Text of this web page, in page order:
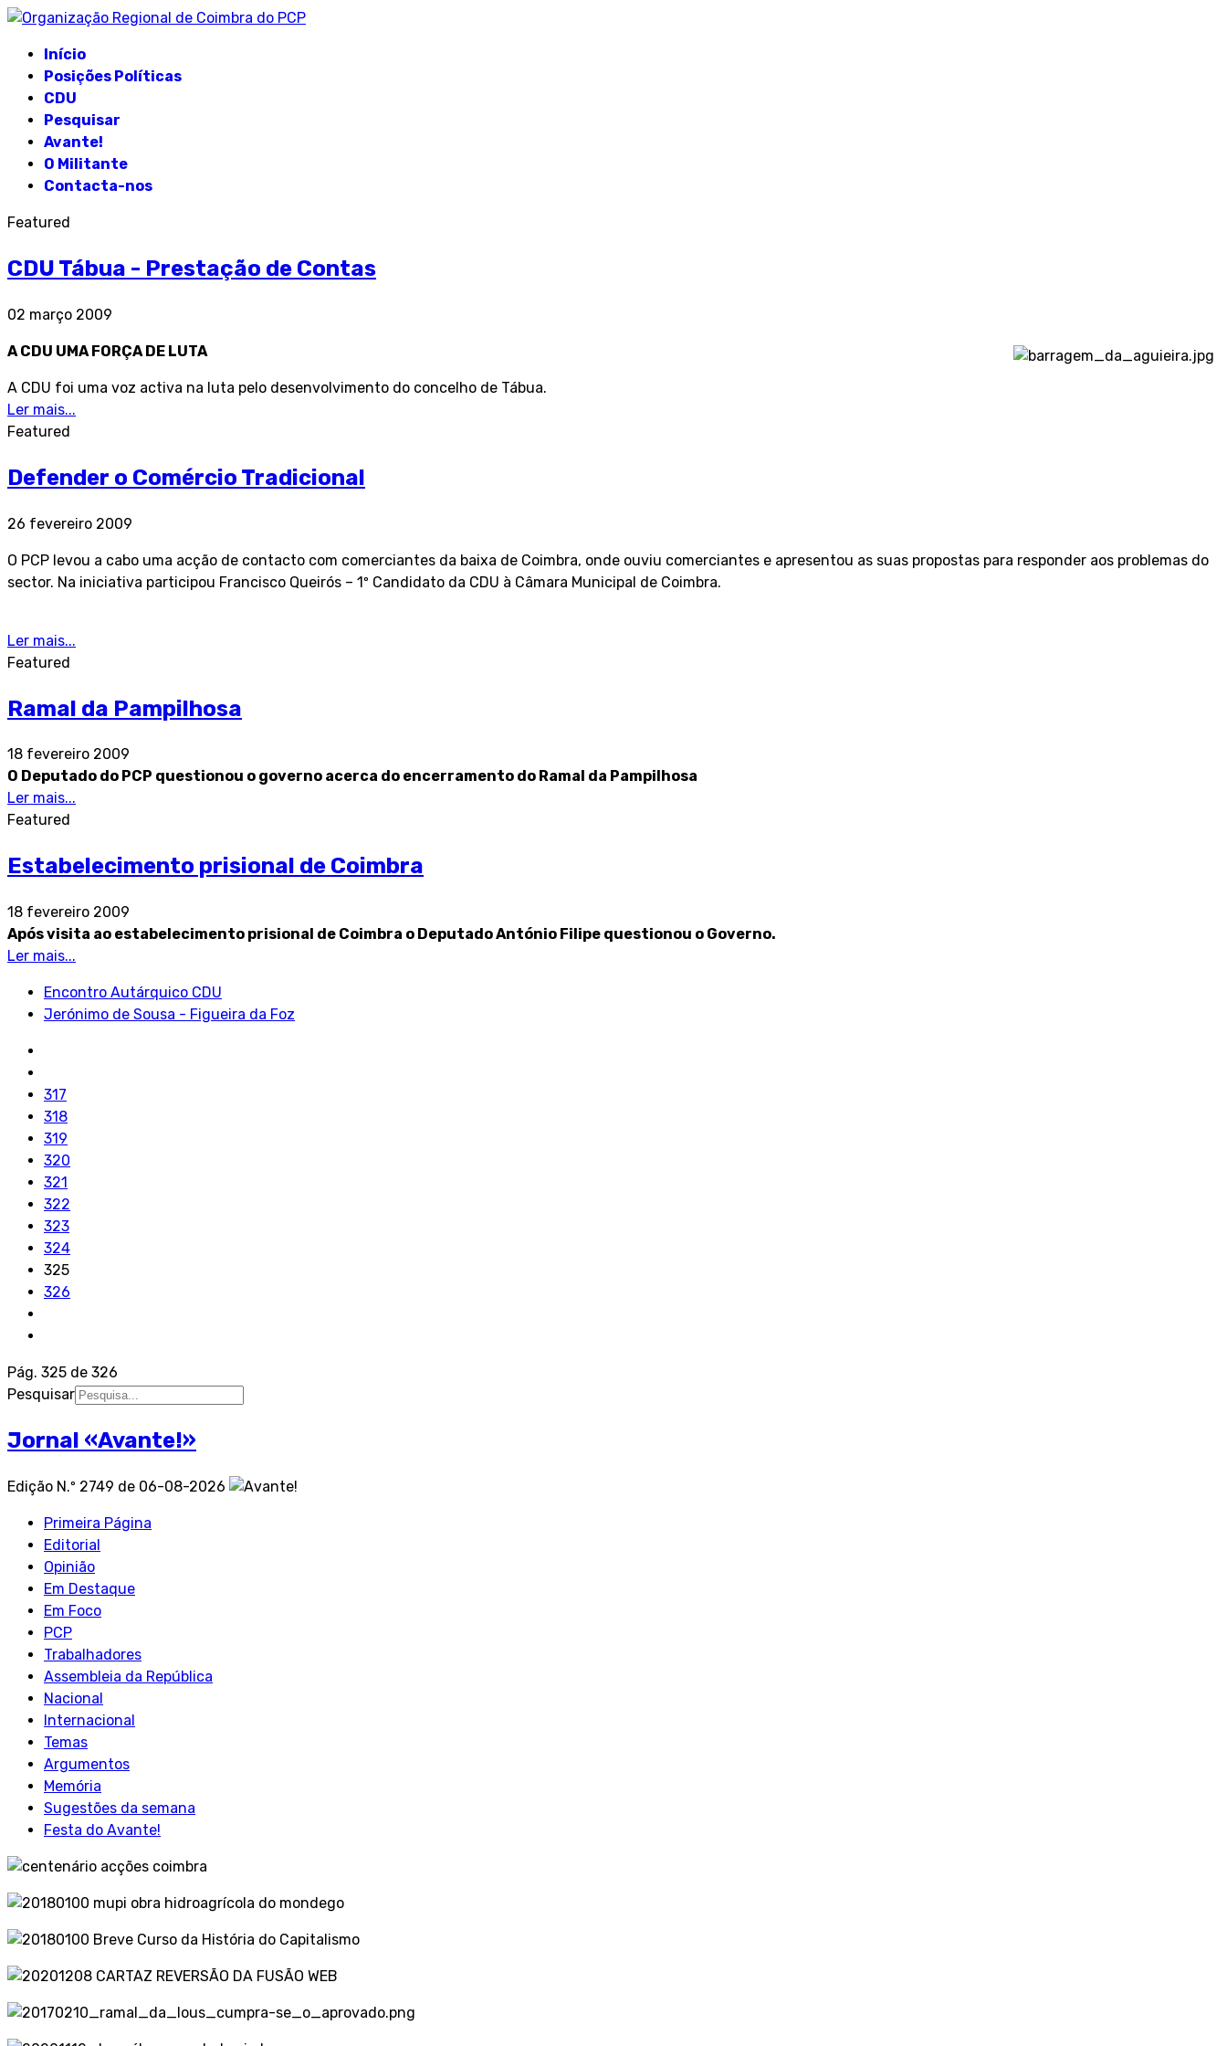
Início
Posições Políticas
CDU
Pesquisar
Avante!
O Militante
Contacta-nos
Featured
CDU Tábua - Prestação de Contas
02 março 2009
A CDU UMA FORÇA DE LUTA
A CDU foi uma voz activa na luta pelo desenvolvimento do concelho de Tábua.
Ler mais...
Featured
Defender o Comércio Tradicional
26 fevereiro 2009
O PCP levou a cabo uma acção de contacto com comerciantes da baixa de Coimbra, onde ouviu comerciantes e apresentou as suas propostas para responder aos problemas do
sector. Na iniciativa participou Francisco Queirós – 1º Candidato da CDU à Câmara Municipal de Coimbra.
Ler mais...
Featured
Ramal da Pampilhosa
18 fevereiro 2009
O Deputado do PCP questionou o governo acerca do encerramento do Ramal da Pampilhosa
Ler mais...
Featured
Estabelecimento prisional de Coimbra
18 fevereiro 2009
Após visita ao estabelecimento prisional de Coimbra o Deputado António Filipe questionou o Governo.
Ler mais...
Encontro Autárquico CDU
Jerónimo de Sousa - Figueira da Foz
317
318
319
320
321
322
323
324
325
326
Pág. 325 de 326
Pesquisar
Jornal «Avante!»
Edição N.º 2749 de 06-08-2026
Primeira Página
Editorial
Opinião
Em Destaque
Em Foco
PCP
Trabalhadores
Assembleia da República
Nacional
Internacional
Temas
Argumentos
Memória
Sugestões da semana
Festa do Avante!